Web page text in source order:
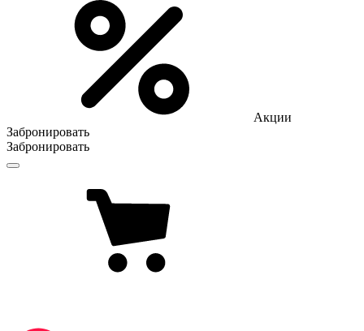
Акции
Забронировать
Забронировать